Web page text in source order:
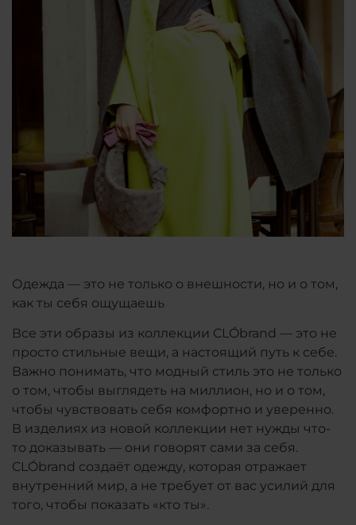
Одежда — это не только о внешности, но и о том,
как ты себя ощущаешь
Все эти образы из коллекции CLÓbrand — это не
просто стильные вещи, а настоящий путь к себе.
Важно понимать, что модный стиль это не только
о том, чтобы выглядеть на миллион, но и о том,
чтобы чувствовать себя комфортно и уверенно.
В изделиях из новой коллекции нет нужды что-
то доказывать — они говорят сами за себя.
CLÓbrand создаёт одежду, которая отражает
внутренний мир, а не требует от вас усилий для
того, чтобы показать «кто ты».